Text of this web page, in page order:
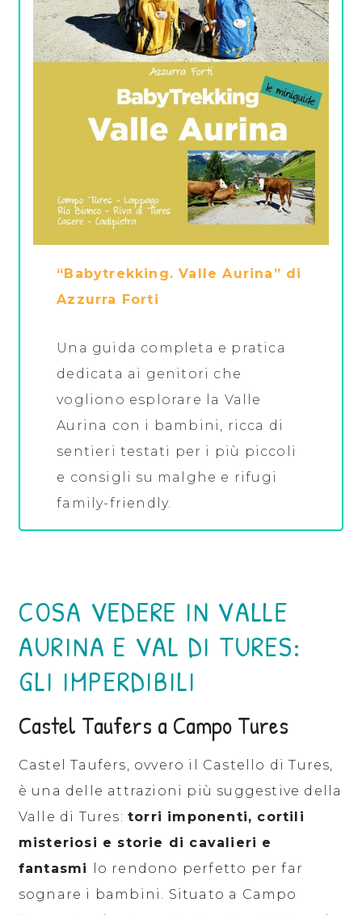
“Babytrekking. Valle Aurina” di
Azzurra Forti
Una guida completa e pratica
dedicata ai genitori che
vogliono esplorare la Valle
Aurina con i bambini, ricca di
sentieri testati per i più piccoli
e consigli su malghe e rifugi
family-friendly.
COSA VEDERE IN VALLE
AURINA E VAL DI TURES:
GLI IMPERDIBILI
Castel Taufers a Campo Tures
Castel Taufers, ovvero il Castello di Tures,
è una delle attrazioni più suggestive della
Valle di Tures:torri imponenti, cortili
misteriosi e storie di cavalieri e
fantasmi
lo rendono perfetto per far
sognare i bambini. Situato a Campo